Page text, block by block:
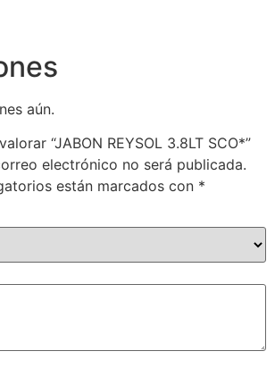
aún.
“JABON REYSOL 3.8LT SCO*”
electrónico no será publicada.
están marcados con *